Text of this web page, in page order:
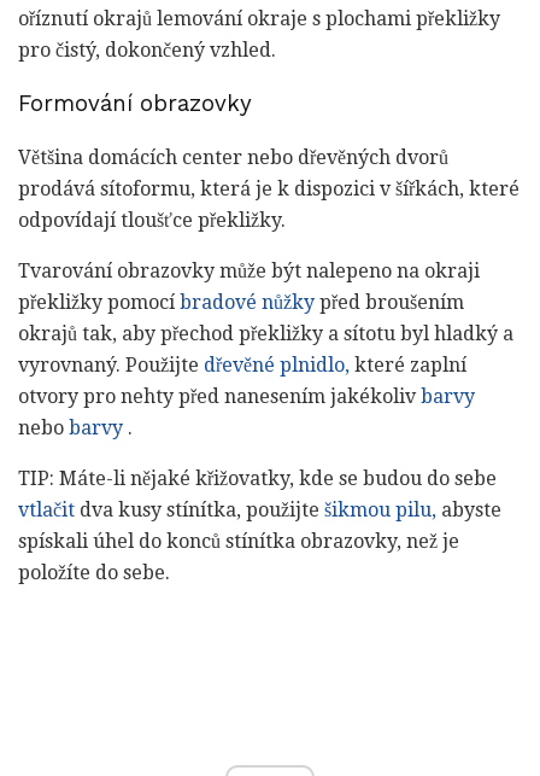
oříznutí okrajů lemování okraje s plochami překližky
pro čistý, dokončený vzhled.
Formování obrazovky
Většina domácích center nebo dřevěných dvorů
prodává sítoformu, která je k dispozici v šířkách, které
odpovídají tloušťce překližky.
Tvarování obrazovky může být nalepeno na okraji
překližky pomocí bradové nůžky před broušením
okrajů tak, aby přechod překližky a sítotu byl hladký a
vyrovnaný. Použijte dřevěné plnidlo, které zaplní
otvory pro nehty před nanesením jakékolivbarvy
nebo barvy .
TIP: Máte-li nějaké křižovatky, kde se budou do sebe
vtlačit dva kusy stínítka, použijte šikmou pilu, abyste
spískali úhel do konců stínítka obrazovky, než je
položíte do sebe.